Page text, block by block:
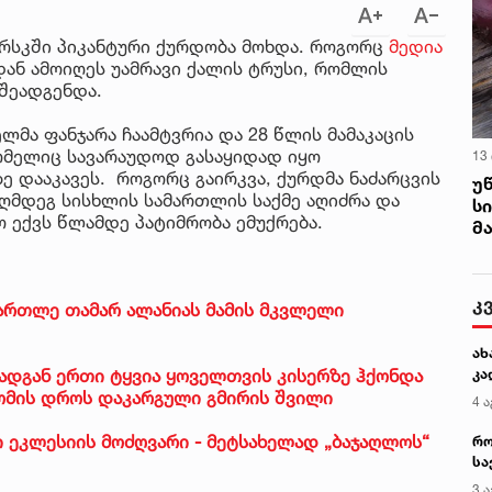
პიკანტური ქურდობა მოხდა. როგორც მედია
ამოიღეს უამრავი ქალის ტრუსი, რომლის
ფანჯარა ჩაამტვრია და 28 წლის მამაკაცის
სავარაუდოდ გასაყიდად იყო
როგორც გაირკვა, ქურდმა ნაძარცვის
სისხლის სამართლის საქმე აღიძრა და
წლამდე პატიმრობა ემუქრება.
თამარ ალანიას მამის მკვლელი
ერთი ტყვია ყოველთვის კისერზე ჰქონდა
დროს დაკარგული გმირის შვილი
მოძღვარი - მეტსახელად „ბაჯაღლოს“
13
4